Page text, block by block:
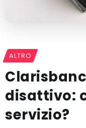
ALTRO
disattivo:
servizio?